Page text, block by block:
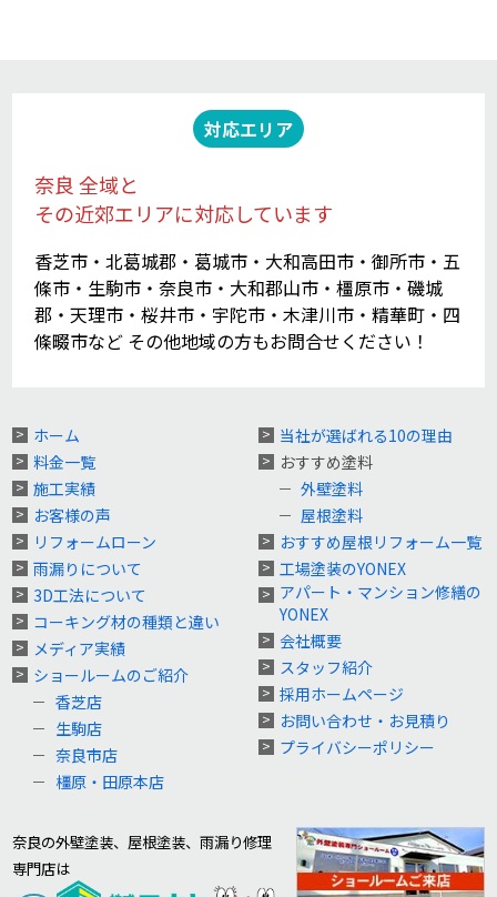
対応エリア
奈良 全域と
その近郊エリアに対応しています
香芝市・北葛城郡・葛城市・大和高田市・御所市・五
條市・生駒市・奈良市・大和郡山市・橿原市・磯城
郡・天理市・桜井市・宇陀市・木津川市・精華町・四
條畷市など その他地域の方もお問合せください！
ホーム
料金一覧
施工実績
お客様の声
リフォームローン
雨漏りについて
3D工法について
コーキング材の種類と違い
メディア実績
ショールームのご紹介
香芝店
生駒店
奈良市店
橿原・田原本店
当社が選ばれる10の理由
おすすめ塗料
外壁塗料
屋根塗料
おすすめ屋根リフォーム一覧
工場塗装のYONEX
アパート・マンション修繕の
YONEX
会社概要
スタッフ紹介
採用ホームページ
お問い合わせ・お見積り
プライバシーポリシー
奈良の外壁塗装、屋根塗装、雨漏り修理
専門店は